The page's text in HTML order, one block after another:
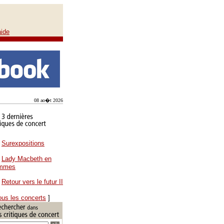
08 ao�t 2026
Surexpositions
Lady Macbeth en
Retour vers le futur II
les concerts ]